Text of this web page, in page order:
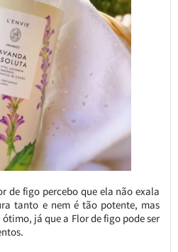
de figo percebo que ela não exala
tanto e nem é tão potente, mas
já que a Flor de figo pode ser